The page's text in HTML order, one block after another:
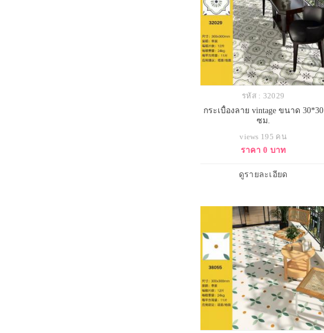
รหัส : 32029
กระเบื้องลาย vintage ขนาด 30*30
ซม.
views 195 คน
ราคา 0 บาท
ดูรายละเอียด